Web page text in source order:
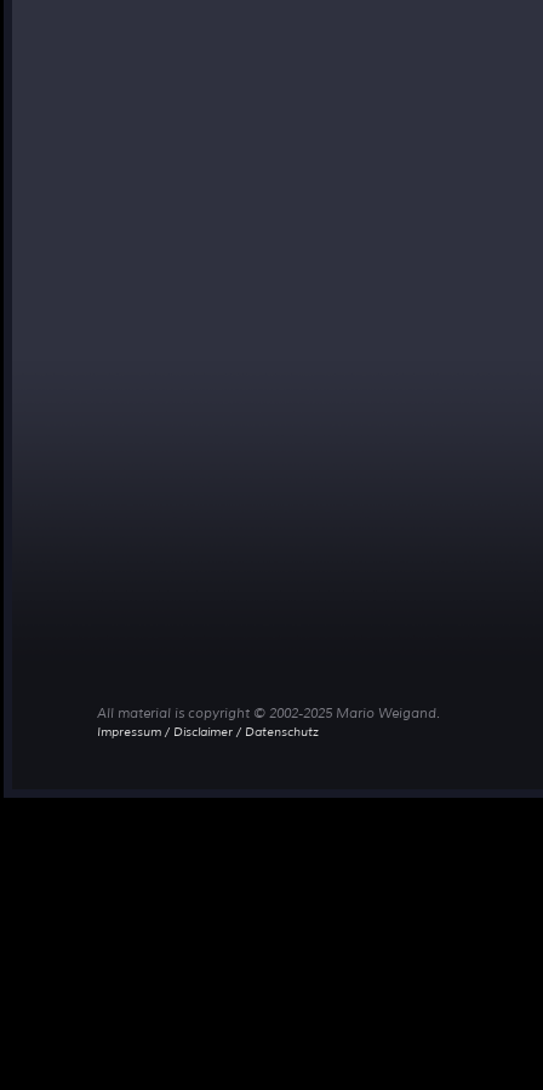
All material is copyright © 2002-2025 Mario Weigand.
Impressum / Disclaimer / Datenschutz